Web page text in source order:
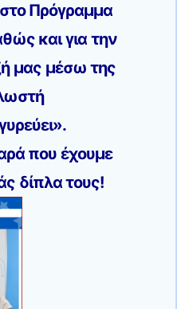
Πρόγραμμα
και για την
μας μέσω της
που έχουμε
δίπλα τους!